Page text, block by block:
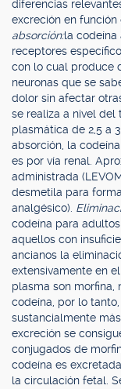
diferencias
excreción en función
absorción:la codeína
receptores
con lo cual produce
neuronas que se
dolor sin afectar
se realiza a nivel del
plasmática de 2,5 a 3
absorción, la
es por vía renal.
administrada
desmetila para
analgésico).
codeína para
aquellos con
ancianos la
extensivamente en
plasma son morfina,
codeína, por lo
sustancialmente
excreción se
conjugados de
codeína es
la circulación fetal.